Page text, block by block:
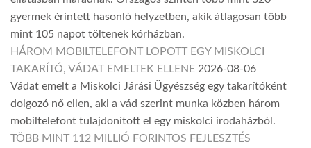
gyermek érintett hasonló helyzetben, akik átlagosan több
mint 105 napot töltenek kórházban.
HÁROM MOBILTELEFONT LOPOTT EGY MISKOLCI
TAKARÍTÓ, VÁDAT EMELTEK ELLENE 2026-08-06
Vádat emelt a Miskolci Járási Ügyészség egy takarítóként
dolgozó nő ellen, aki a vád szerint munka közben három
mobiltelefont tulajdonított el egy miskolci irodaházból.
TÖBB MINT 112 MILLIÓ FORINTOS FEJLESZTÉS